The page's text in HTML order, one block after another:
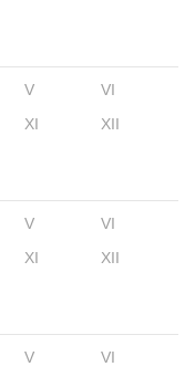
V
VI
XI XII
V
VI
XI XII
V
VI